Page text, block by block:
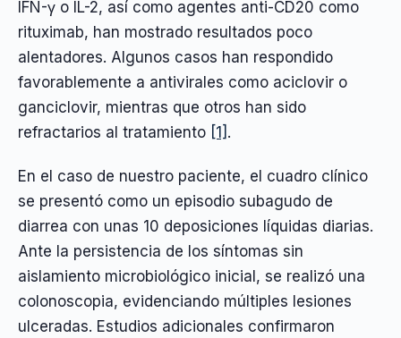
IFN-γ o IL-2, así como agentes anti-CD20 como
rituximab, han mostrado resultados poco
alentadores. Algunos casos han respondido
favorablemente a antivirales como aciclovir o
ganciclovir, mientras que otros han sido
refractarios al tratamiento [1] .
En el caso de nuestro paciente, el cuadro clínico
se presentó como un episodio subagudo de
diarrea con unas 10 deposiciones líquidas diarias.
Ante la persistencia de los síntomas sin
aislamiento microbiológico inicial, se realizó una
colonoscopia, evidenciando múltiples lesiones
ulceradas. Estudios adicionales confirmaron